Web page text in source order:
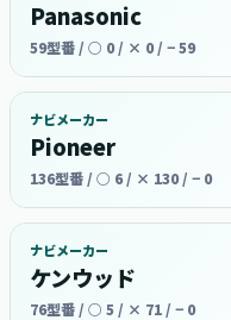
Panasonic
59型番 / ○ 0 / × 0 / − 59
ナビメーカー
Pioneer
136型番 / ○ 6 / × 130 / − 0
ナビメーカー
ケンウッド
76型番 / ○ 5 / × 71 / − 0